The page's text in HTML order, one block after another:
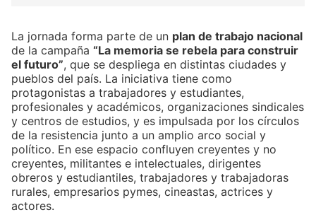
La jornada forma parte de un plan de trabajo nacional
de la campaña “La memoria se rebela para construir
el futuro”, que se despliega en distintas ciudades y
pueblos del país. La iniciativa tiene como
protagonistas a trabajadores y estudiantes,
profesionales y académicos, organizaciones sindicales
y centros de estudios, y es impulsada por los círculos
de la resistencia junto a un amplio arco social y
político. En ese espacio confluyen creyentes y no
creyentes, militantes e intelectuales, dirigentes
obreros y estudiantiles, trabajadores y trabajadoras
rurales, empresarios pymes, cineastas, actrices y
actores.